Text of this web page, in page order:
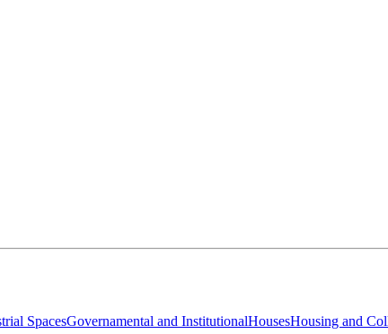
SpacesGovernamental and InstitutionalHousesHousing and